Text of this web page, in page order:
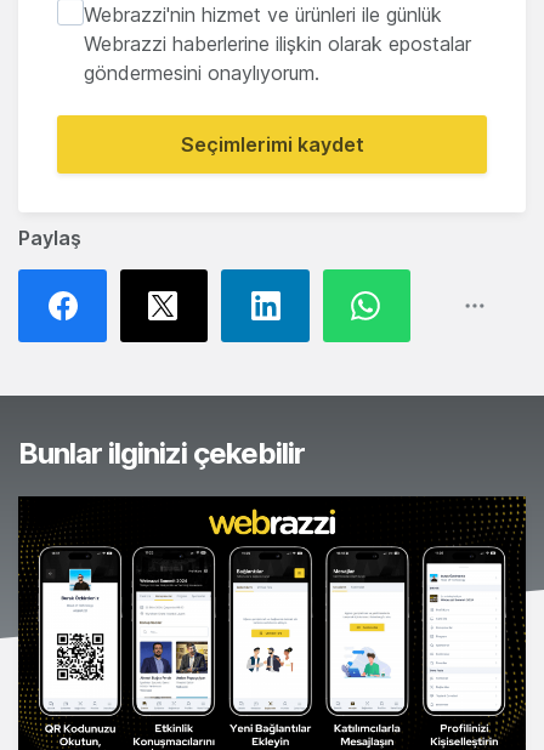
Paylaş
Webrazzi'nin hizmet ve ürünleri ile günlük
Webrazzi haberlerine ilişkin olarak epostalar
göndermesini onaylıyorum.
Seçimlerimi kaydet
Bunlar ilginizi çekebilir